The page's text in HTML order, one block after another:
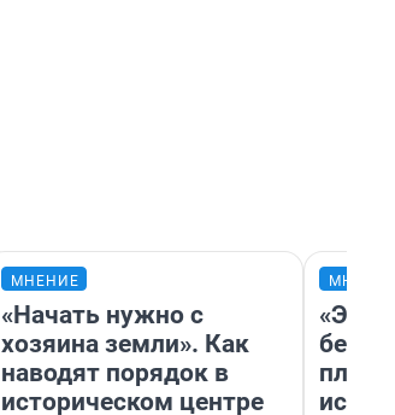
МНЕНИЕ
«Начать нужно с
хозяина земли». Как
наводят порядок в
историческом центре
«Это